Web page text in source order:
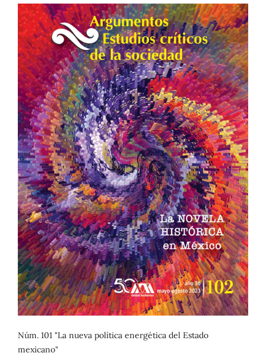
Núm. 101 "La nueva política energética del Estado
mexicano"